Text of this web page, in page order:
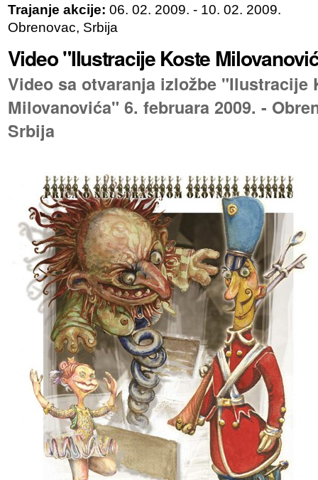
Trajanje akcije: 06. 02. 2009. - 10. 02. 2009.
Obrenovac, Srbija
Video "Ilustracije Koste
Video sa otvaranja izložbe "Ilustracije
Milovanovića" 6. februara 2009. -
Srbija